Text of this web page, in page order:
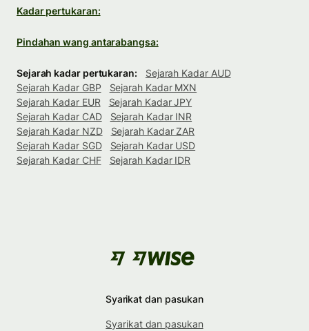
Kadar pertukaran:
Pindahan wang antarabangsa:
Sejarah kadar pertukaran:
Sejarah Kadar AUD
Sejarah Kadar GBP
Sejarah Kadar MXN
Sejarah Kadar EUR
Sejarah Kadar JPY
Sejarah Kadar CAD
Sejarah Kadar INR
Sejarah Kadar NZD
Sejarah Kadar ZAR
Sejarah Kadar SGD
Sejarah Kadar USD
Sejarah Kadar CHF
Sejarah Kadar IDR
Syarikat dan pasukan
Syarikat dan pasukan